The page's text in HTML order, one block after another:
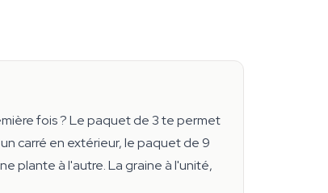
fois ? Le paquet de 3 te permet
carré en extérieur, le paquet de 9
plante à l'autre. La graine à l'unité,